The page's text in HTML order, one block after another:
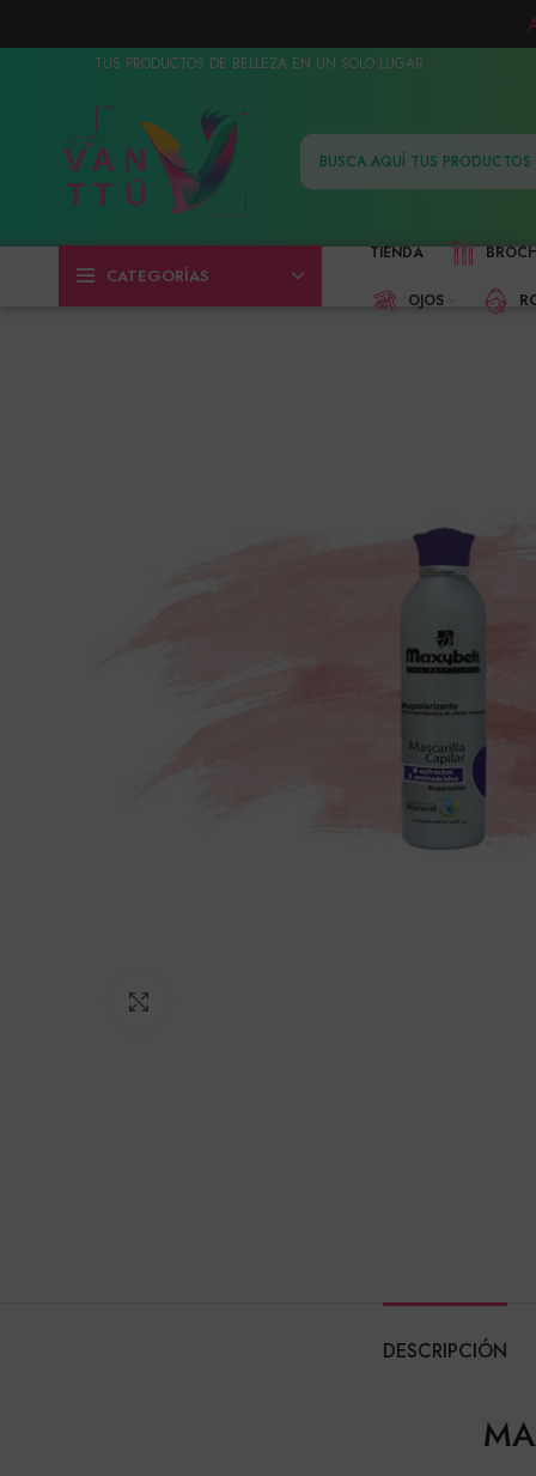
TUS PRODUCTOS DE BELLEZA EN UN SOLO LUGAR
CATEGORÍAS
TIENDA
OJOS
DESCRIPCIÓN